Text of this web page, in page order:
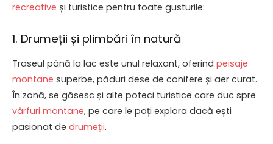
recreative și turistice pentru toate gusturile:
1. Drumeții și plimbări în natură
Traseul până la lac este unul relaxant, oferind peisaje
montane superbe, păduri dese de conifere și aer curat.
În zonă, se găsesc și alte poteci turistice care duc spre
vârfuri montane, pe care le poți explora dacă ești
pasionat de drumeții.